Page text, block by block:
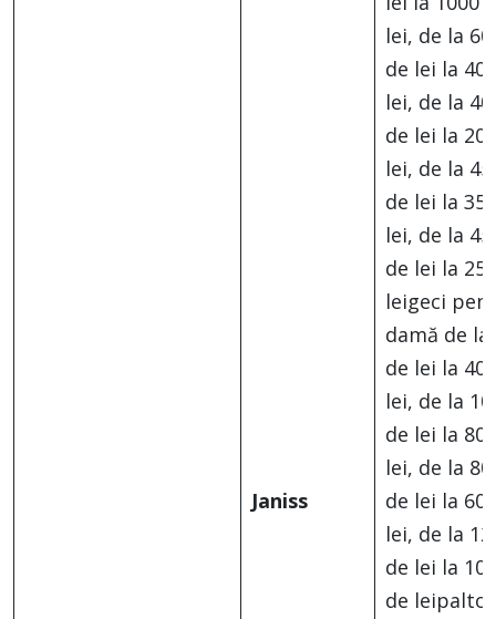
Janiss
lei, de la
de lei la
lei, de la
de lei la
lei, de la
de lei la
lei, de la
de lei la
leigeci
damă de la
de lei la
lei, de la
de lei la
lei, de la
de lei la
lei, de la
de lei la
de